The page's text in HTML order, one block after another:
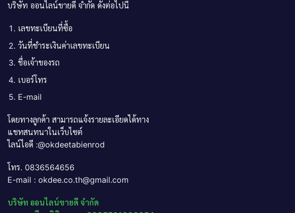
บริษัท ออนไลน์ขายดี จำกัด ดังต่อไปนี้
เลขทะเบียนที่ซื้อ
วันที่ชำระเงินค่าเลขทะเบียน
ชื่อเจ้าของรถ
เบอร์โทร
E-mail
โดยทางลูกค้า สามารถแจ้งรายละเอียดได้ทาง
แชทสนทนาในเว็บไซต์
ไลน์ไอดี :@okdeetabienrod
โทร. 0836564656
E-mail : okdee.co.th@gmail.com
บริษัท ออนไลน์ขายดี จำกัด